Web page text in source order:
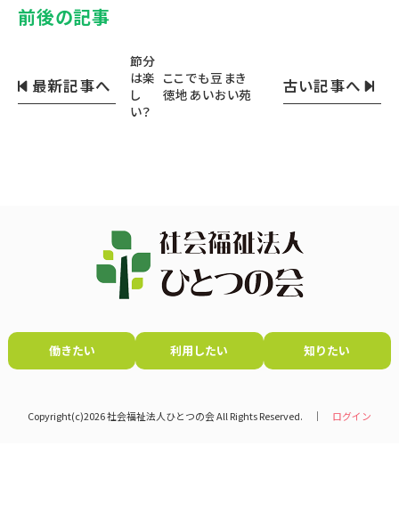
前後の記事
最新記事へ
節分
は楽
し
い？
古い記事へ
ここでも豆まき
徳地あいおい苑
働きたい 利用したい 知りたい
Copyright(c)2026 社会福祉法人ひとつの会 All Rights Reserved. │ ログイン